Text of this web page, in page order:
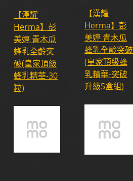
【漢耀
Herma】彭
美婷 青木瓜
蜂乳全齡突
破(皇家頂級
蜂乳精華-30
粒)
【漢耀
Herma】彭
美婷 青木瓜
蜂乳全齡突破
(皇家頂級蜂
乳精華-突破
升級5盒組)